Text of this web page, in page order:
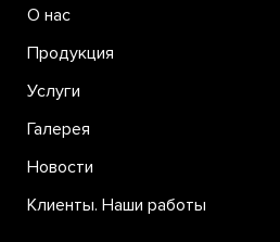
О нас
Продукция
Услуги
Галерея
Новости
Клиенты. Наши работы